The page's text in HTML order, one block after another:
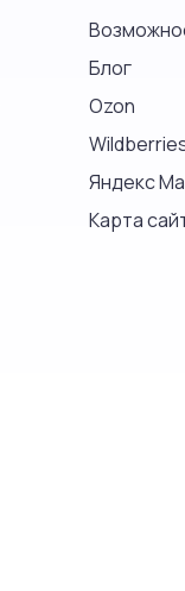
Блог
Ozon
Яндекс
Карта